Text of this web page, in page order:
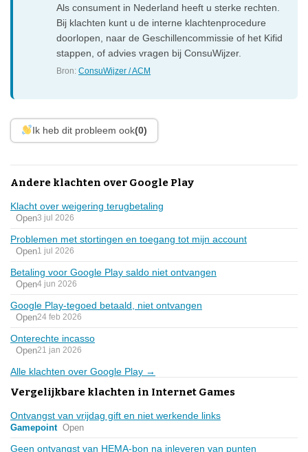
Als consument in Nederland heeft u sterke rechten.
Bij klachten kunt u de interne klachtenprocedure
doorlopen, naar de Geschillencommissie of het Kifid
stappen, of advies vragen bij ConsuWijzer.
Bron:ConsuWijzer / ACM
Ik heb dit probleem ook(0)
Andere klachten over Google Play
Klacht over weigering terugbetaling
Open3 jul 2026
Problemen met stortingen en toegang tot mijn account
Open1 jul 2026
Betaling voor Google Play saldo niet ontvangen
Open4 jun 2026
Google Play-tegoed betaald, niet ontvangen
Open24 feb 2026
Onterechte incasso
Open21 jan 2026
Alle klachten over Google Play →
Vergelijkbare klachten in Internet Games
Ontvangst van vrijdag gift en niet werkende links
Gamepoint Open
Geen ontvangst van HEMA-bon na inleveren van punten